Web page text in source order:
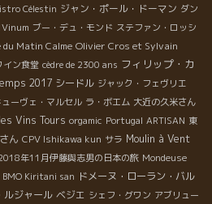
Célestin ジャン・ポール・ドーマン ダン
Vinum ブー・デュ・モンド ステファン・ロッシ
du Matin Calme Olivier Cros et Sylvain
イン食堂 cèdre de 2300 ans フィリップ・カ
2017 シードル ジャック・フェヴリエ
ューヴェ・マルセル ラ・ボエム 大近の久米さん
Vins Tours orgamic Portugal ARTISAN 東
ん CPV Ishikawa kun サラ Moulin à Vent
年11月伊藤與志男の日本の旅 Mondeuse
BMO Kiritani san ドメーヌ・ローラン・バル
ルジャール ベジエ シェフ・グワン アブリュー